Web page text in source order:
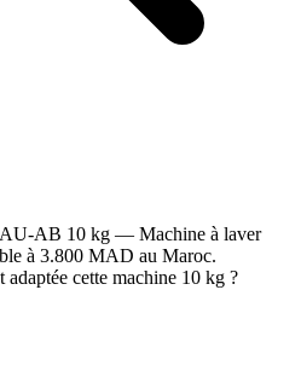
AB 10 kg — Machine à laver
à 3.800 MAD au Maroc.
adaptée cette machine 10 kg ?